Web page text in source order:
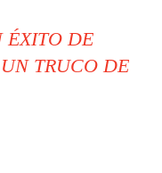
ÉXITO DE
TRUCO DE